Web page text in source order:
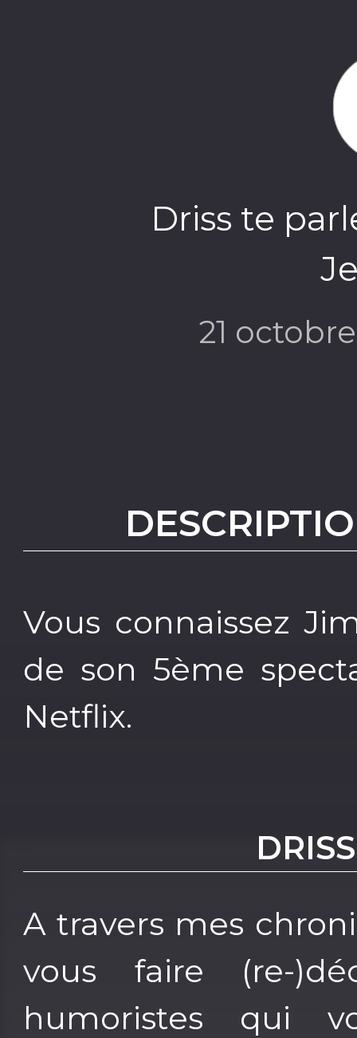
Driss te
21
Vous connaissez
de son 5ème
Netflix.
A travers mes
vous faire (re-
humoristes qui